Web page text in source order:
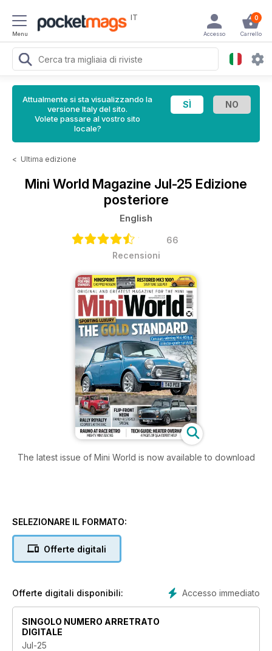
Menu
IT 0
Carrello
Accesso
Attualmente si sta visualizzando la
versione Italy del sito.
Volete passare al vostro sito
locale?
< Ultima edizione
Mini World Magazine Jul-25 Edizione
posteriore
English
66
Recensioni
The latest issue of Mini World is now available to download
SELEZIONARE IL FORMATO:
Offerte digitali
Accesso immediato
Offerte digitali disponibili:
SINGOLO NUMERO ARRETRATO
DIGITALE
Jul-25